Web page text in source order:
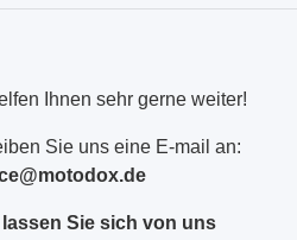
Ihnen sehr gerne weiter!
Sie uns eine E-mail an:
lassen Sie sich von uns